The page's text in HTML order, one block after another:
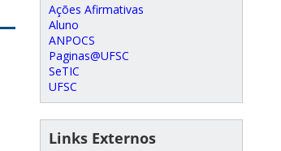
Ações Afirmativas
Aluno
ANPOCS
Paginas@UFSC
SeTIC
UFSC
Links Externos